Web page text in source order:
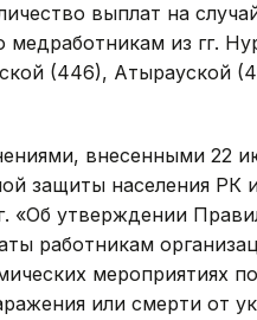
выплат на
из гг.
(446), Атырауской
внесенными 22
защиты населения РК
«Об утверждении
работникам
мероприятиях
или смерти от